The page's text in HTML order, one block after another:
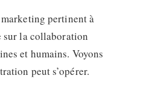
pertinent à
sur la collaboration
et humains. Voyons
peut s’opérer.